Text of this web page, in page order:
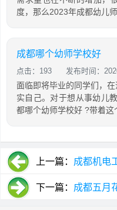
度，那么2023年成都幼儿
成都哪个幼师学校好
点击：193 发布时间：
面临即将毕业的同学们，
实自己。对于想从事幼儿
都哪个幼师学校好 ?带着这
上一篇： 成都机电
下一篇： 成都五月